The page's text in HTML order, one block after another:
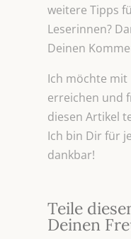
weitere Tipps
Leserinnen?
Deinen
Ich möchte mit
erreichen und
diesen Artikel
Ich bin Dir für
dankbar!
Teile
Deinen